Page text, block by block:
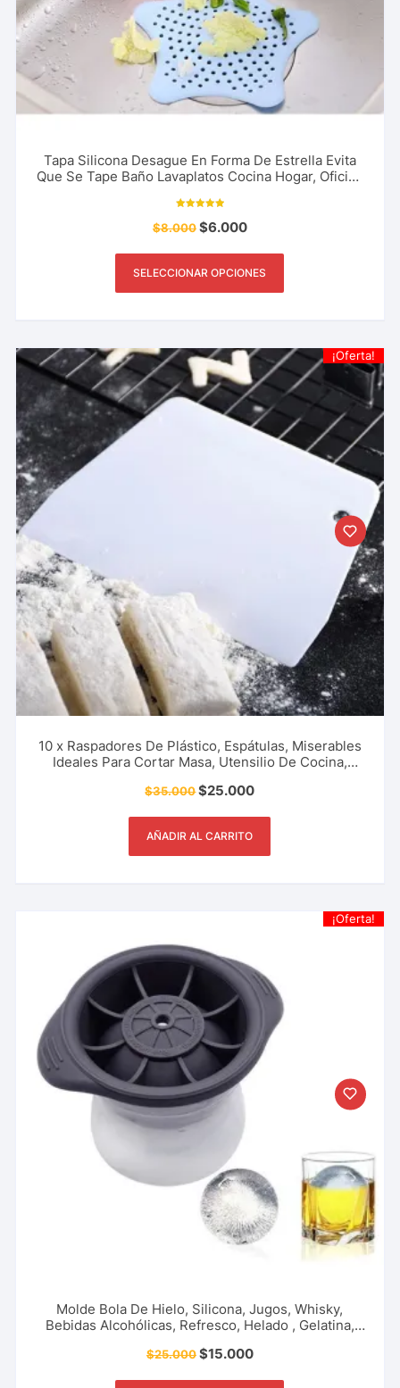
Tapa Silicona Desague En Forma De Estrella Evita
Que Se Tape Baño Lavaplatos Cocina Hogar, Oficina
5.00
de 5
$8.000$6.000
SELECCIONAR OPCIONES
¡Oferta!
10 x Raspadores De Plástico, Espátulas, Miserables
Ideales Para Cortar Masa, Utensilio De Cocina,
$35.000$25.000
AÑADIR AL CARRITO
¡Oferta!
Molde Bola De Hielo, Silicona, Jugos, Whisky,
Bebidas Alcohólicas, Refresco, Helado , Gelatina,
Más.
$25.000$15.000